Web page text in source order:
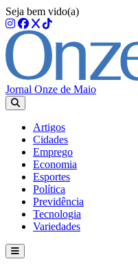
Seja bem vido(a)
Jornal Onze de Maio
Artigos
Cidades
Emprego
Economia
Esportes
Política
Previdência
Tecnologia
Variedades